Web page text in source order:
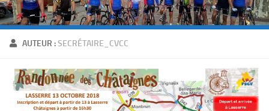
AUTEUR :SECRÉTAIRE_CVCC